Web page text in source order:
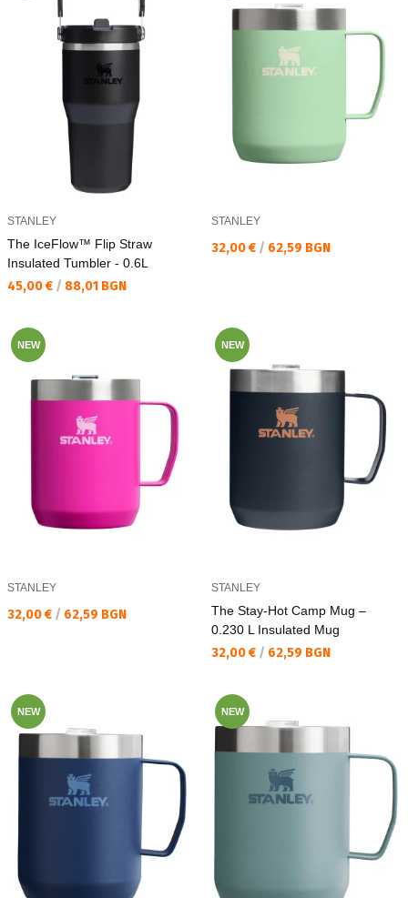
STANLEY
The IceFlow™ Flip Straw
Insulated Tumbler - 0.6L
Текуща цена:
45,00 € / 88,01 BGN
STANLEY
Текуща цена:
32,00 € / 62,59 BGN
NEW
STANLEY
Текуща цена:
32,00 € / 62,59 BGN
NEW
STANLEY
The Stay-Hot Camp Mug –
0.230 L Insulated Mug
Текуща цена:
32,00 € / 62,59 BGN
NEW NEW